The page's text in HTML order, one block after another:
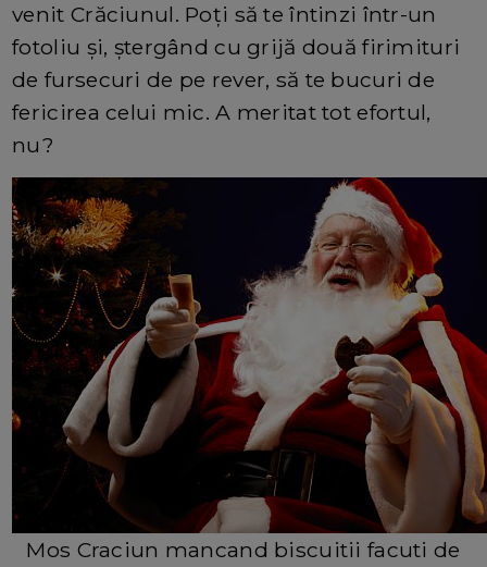
venit Crăciunul. Poți să te întinzi într-un
fotoliu și, ștergând cu grijă două firimituri
de fursecuri de pe rever, să te bucuri de
fericirea celui mic. A meritat tot efortul,
nu?
Mos Craciun mancand biscuitii facuti de